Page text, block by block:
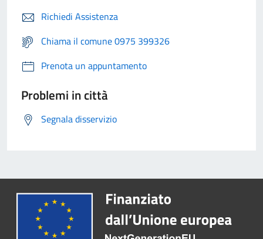
Richiedi Assistenza
Chiama il comune 0975 399326
Prenota un appuntamento
Problemi in città
Segnala disservizio